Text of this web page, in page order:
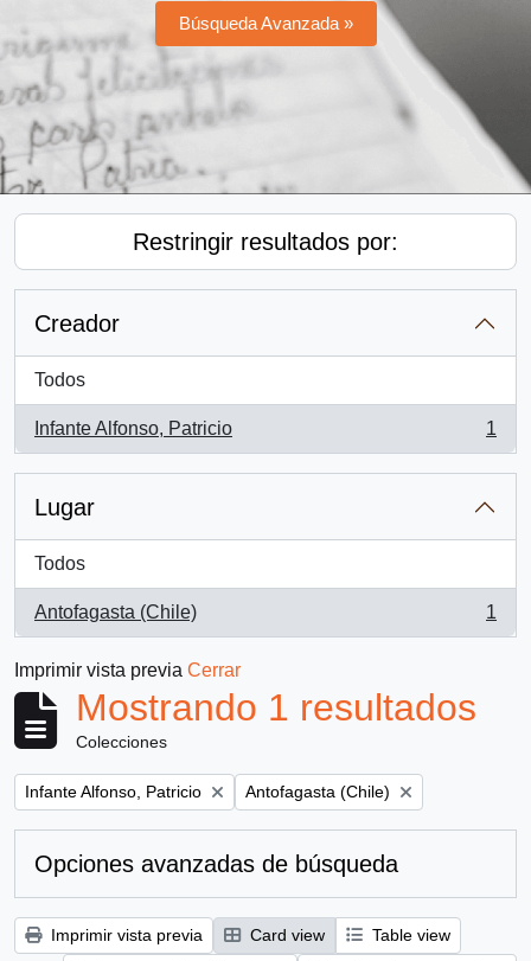
Búsqueda Avanzada »
Restringir resultados por:
Creador
Todos
Infante Alfonso, Patricio
, 1 resultados
1
Lugar
Todos
Antofagasta (Chile)
, 1 resultados
1
Imprimir vista previa Cerrar
Mostrando 1 resultados
Colecciones
Remove filter:
Infante Alfonso, Patricio Remove filter:
Antofagasta (Chile)
Opciones avanzadas de búsqueda
Imprimir vista previa Card view
Table view